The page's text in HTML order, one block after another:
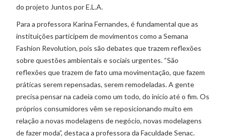
do projeto Juntos por E.L.A.
Para a professora Karina Fernandes, é fundamental que as
instituições participem de movimentos como a Semana
Fashion Revolution, pois são debates que trazem reflexões
sobre questões ambientais e sociais urgentes. “São
reflexões que trazem de fato uma movimentação, que fazem
práticas serem repensadas, serem remodeladas. A gente
precisa pensar na cadeia como um todo, do início até o fim. Os
próprios consumidores vêm se reposicionando muito em
relação a novas modelagens de negócio, novas modelagens
de fazer moda”, destaca a professora da Faculdade Senac.